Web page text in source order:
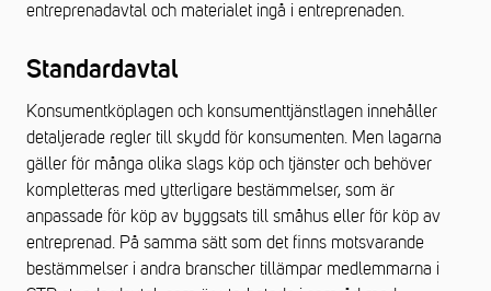
entreprenadavtal och materialet ingå i entreprenaden.
Standardavtal
Konsumentköplagen och konsumenttjänstlagen innehåller
detaljerade regler till skydd för konsumenten. Men lagarna
gäller för många olika slags köp och tjänster och behöver
kompletteras med ytterligare bestämmelser, som är
anpassade för köp av byggsats till småhus eller för köp av
entreprenad. På samma sätt som det finns motsvarande
bestämmelser i andra branscher tillämpar medlemmarna i